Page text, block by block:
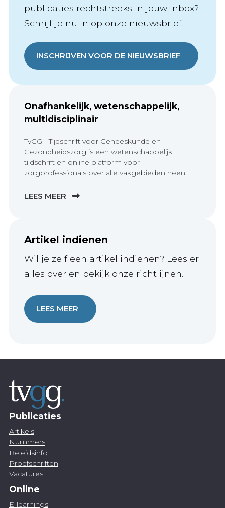
publicaties rechtstreeks in jouw inbox?
Schrijf je nu in op onze nieuwsbrief.
INSCHRIJVEN VOOR DE NIEUWSBRIEF
Onafhankelijk, wetenschappelijk,
multidisciplinair
TvGG - Tijdschrift voor Geneeskunde en
Gezondheidszorg is een wetenschappelijk
tijdschrift en online platform voor
zorgprofessionals over alle vakgebieden heen.
LEES MEER
Artikel indienen
Wil je zelf een artikel indienen? Lees er
alles over en bekijk onze richtlijnen.
LEES MEER
Publicaties
Artikels
Nummers
Beleidsinfo
Proefschriften
Vacatures
Online
E-learnings